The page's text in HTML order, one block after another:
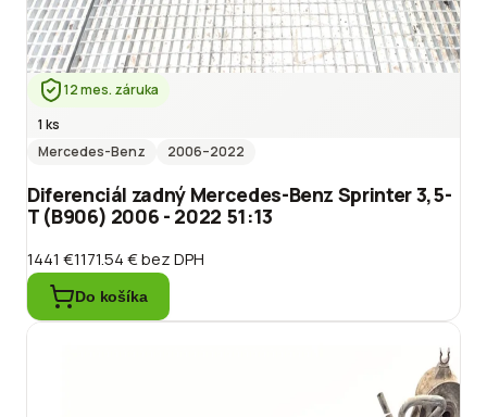
12 mes. záruka
1 ks
Mercedes-Benz
2006–2022
Diferenciál zadný Mercedes-Benz Sprinter 3,5-
T (B906) 2006 - 2022 51:13
1441 €1171.54 €bez DPH
Do košíka